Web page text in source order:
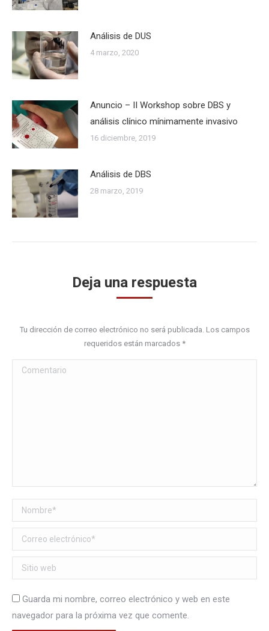
Análisis de DUS
4 marzo, 2020
Anuncio – II Workshop sobre DBS y
análisis clínico mínimamente invasivo
16 diciembre, 2019
Análisis de DBS
28 marzo, 2019
Deja una respuesta
Tu dirección de correo electrónico no será publicada. Los campos
requeridos están marcados *
Comentario
Nombre *
Correo electrónico *
Sitio web
Guarda mi nombre, correo electrónico y web en este
navegador para la próxima vez que comente.